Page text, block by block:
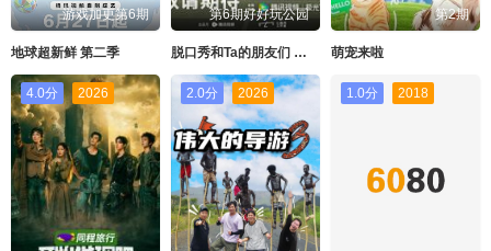
游戏加更第6期
地球超新鲜 第二季
第6期好好玩公园
脱口秀和Ta的朋友们 第三季
第2期
萌宠来啦
4.0分 2026 2.0分 2026 1.0分 2018